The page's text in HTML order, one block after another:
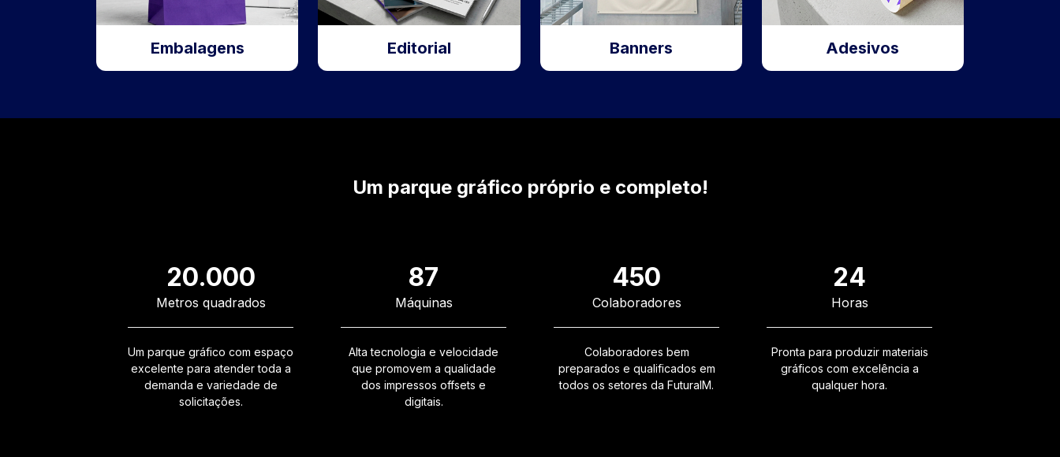
Embalagens Editorial Banners Adesivos
Um parque gráfico próprio e completo!
20.000
Metros quadrados
Um parque gráfico com espaço
excelente para atender toda a
demanda e variedade de
solicitações.
87
Máquinas
Alta tecnologia e velocidade
que promovem a qualidade
dos impressos offsets e
digitais.
450
Colaboradores
Colaboradores bem
preparados e qualificados em
todos os setores da FuturaIM.
24
Horas
Pronta para produzir materiais
gráficos com excelência a
qualquer hora.